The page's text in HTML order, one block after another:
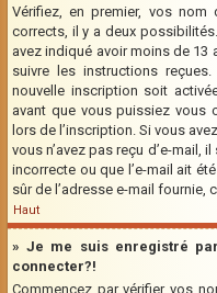
Vérifiez, en premier, vos nom
corrects, il y a deux
avez indiqué avoir moins de 13
suivre les instructions
nouvelle inscription soit
avant que vous puissiez vous
lors de l’inscription. Si vous
vous n’avez pas reçu d’e-mail,
incorrecte ou que l’e-mail ait
sûr de l’adresse e-mail fournie,
Haut
» Je me suis enregistré
connecter?!
Commencez par vérifier vos